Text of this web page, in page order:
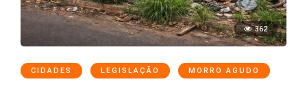
362
CIDADES LEGISLAÇÃO MORRO AGUDO